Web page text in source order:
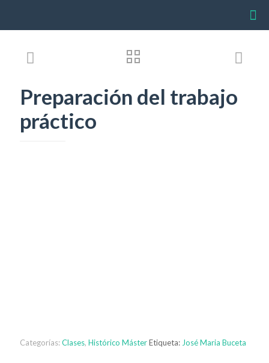
Preparación del trabajo
práctico
Categorías:Clases, Histórico MásterEtiqueta: José Maria Buceta